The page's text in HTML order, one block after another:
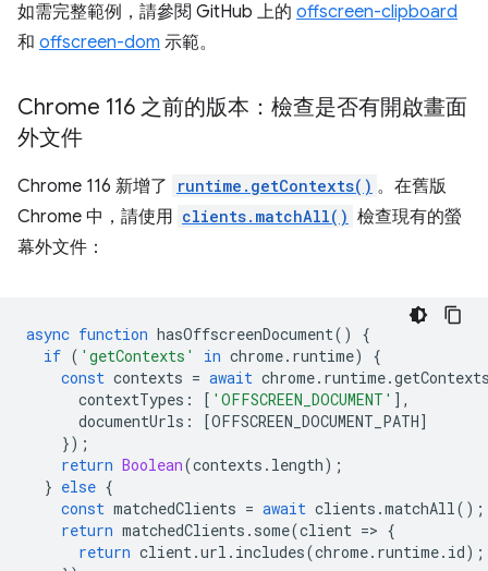
如需完整範例，請參閱 GitHub 上的 offscreen-clipboard
和 offscreen-dom 示範。
Chrome 116 之前的版本：檢查是否有開啟畫面
外文件
Chrome 116 新增了 runtime.getContexts() 。在舊版
Chrome 中，請使用 clients.matchAll() 檢查現有的螢
幕外文件：
async function hasOffscreenDocument()
{
if ( 'getContexts' in chrome. runtime)
{
const contexts = await chrome. runtime.
contextTypes : [ 'OFFSCREEN_DOCUMENT' ],
documentUrls : [OFFSCREEN_DOCUMENT_PATH]
});
return Boolean(contexts . length);
} else {
const matchedClients = await clients .matchAll();
return matchedClients . some(client => {
return client.url . includes(chrome. runtime. id);